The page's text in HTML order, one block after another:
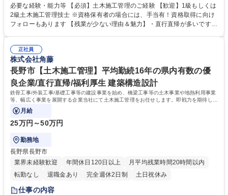
ます。 【具体的には】土木工事における杭や山留工事の、品質の向上、工
期の短縮、安全確保などの管理を通じて、現場管理をお任せします。施工
するための機械の配置をCAD図面で作ることもあります。 ■担当案件：担
です。 募集職種 松本市【土木施工管理】平均勤続16年の優良企業/賞与6.
2ヶ月分支給/直行直帰
必要な経験・能力等 【必須】土木施工管理のご経験 【歓迎】1級もしくは
2級土木施工管理技士 ※資格保有者の場合には、手当有！資格取得に向け
フォローもあります 【残業が少ない理由＆魅力】・直行直帰が多いです。
成する必要はありません。自分で作成する必要がある書類は、別日にまと
めて作成するので残業してまで作成はしません。 ★有給も最大支給40日
あり。 学歴・資格 学歴：大学院 大学 高専 短大 専修学校 高校 語学力：
資格：2級土木施工管理技士 1級土木施工管理技士
正社員
株式会社角藤
長野市【土木施工管理】平均勤続16年の県内有数の優
良企業/直行直帰/福利厚生 建築構造設計
鉄骨工事/外装工事/基礎工事等の建設事業を始め、橋梁工事等の土木事業や地熱利用事業
等、幅広く事業を展開する企業当社にて土木施工管理をお任せします。即戦力を期待しま
す。
月給
25万円～50万円
勤務地
長野県長野市
業界未経験歓迎
年間休日120日以上
月平均残業時間20時間以内
転勤なし
退職金あり 完全週休2日制 土日祝休み
仕事の内容